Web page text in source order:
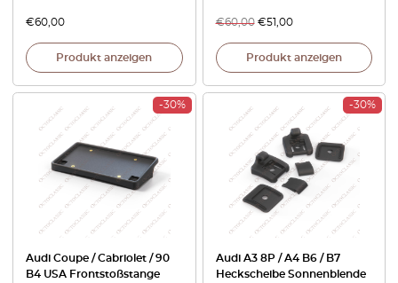
€60,00
Produkt anzeigen
€60,00 €51,00
Produkt anzeigen
-30%
Audi Coupe / Cabriolet / 90
B4 USA Frontstoßstange
-30%
Audi A3 8P / A4 B6 / B7
Heckscheibe Sonnenblende